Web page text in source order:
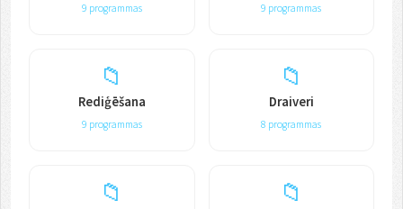
9 programmas 9 programmas
📁
Rediģēšana
9 programmas
📁
Draiveri
8 programmas
📁 📁